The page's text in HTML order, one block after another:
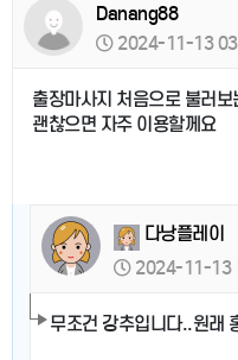
Danang88
2024-11-13
출장마사지 처음으로 불러
괜찮으면 자주 이용할께요
다낭플레이
2024-11-13
무조건 강추입니다..원래